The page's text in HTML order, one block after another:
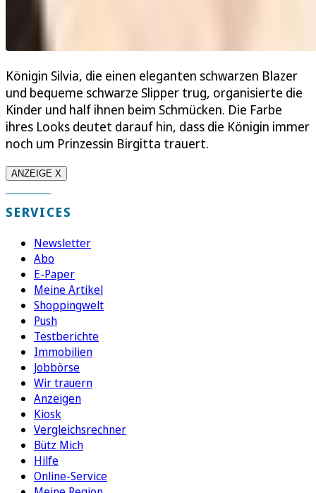
Königin Silvia, die einen eleganten schwarzen Blazer
und bequeme schwarze Slipper trug, organisierte die
Kinder und half ihnen beim Schmücken. Die Farbe
ihres Looks deutet darauf hin, dass die Königin immer
noch um Prinzessin Birgitta trauert.
ANZEIGE X
SERVICES
Newsletter
Abo
E-Paper
Meine Artikel
Shoppingwelt
Push
Testberichte
Immobilien
Jobbörse
Wir trauern
Anzeigen
Kiosk
Vergleichsrechner
Bütz Mich
Hilfe
Online-Service